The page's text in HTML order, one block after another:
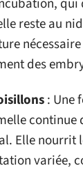
reste au
des
: Une
continue
Elle nourrit
variée,